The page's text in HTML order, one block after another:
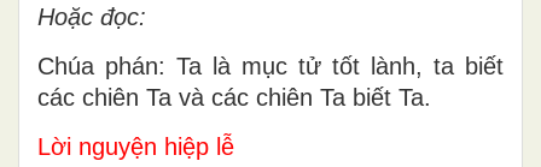
Hoặc đọc:
Chúa phán: Ta là mục tử tốt lành, ta biết
các chiên Ta và các chiên Ta biết Ta.
Lời nguyện hiệp lễ